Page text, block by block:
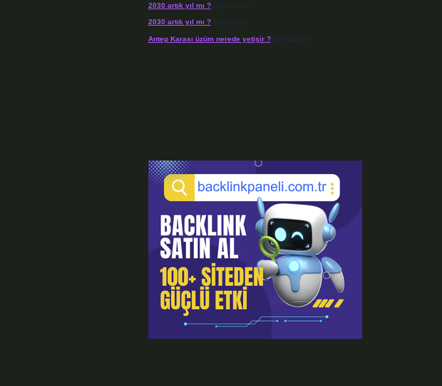
2030 artık yıl mı ?için admin
2030 artık yıl mı ?için Pınar
Antep Karası üzüm nerede yetişir ?için admin